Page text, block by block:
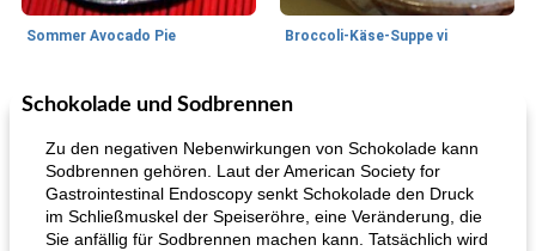
Sommer Avocado Pie Broccoli-Käse-Suppe vi
35min
Kurs Mittagessen / Snacks
Schokolade und Sodbrennen
Zu den negativen Nebenwirkungen von Schokolade kann
Sodbrennen gehören. Laut der American Society for
Gastrointestinal Endoscopy senkt Schokolade den Druck
im Schließmuskel der Speiseröhre, eine Veränderung, die
Sie anfällig für Sodbrennen machen kann. Tatsächlich wird